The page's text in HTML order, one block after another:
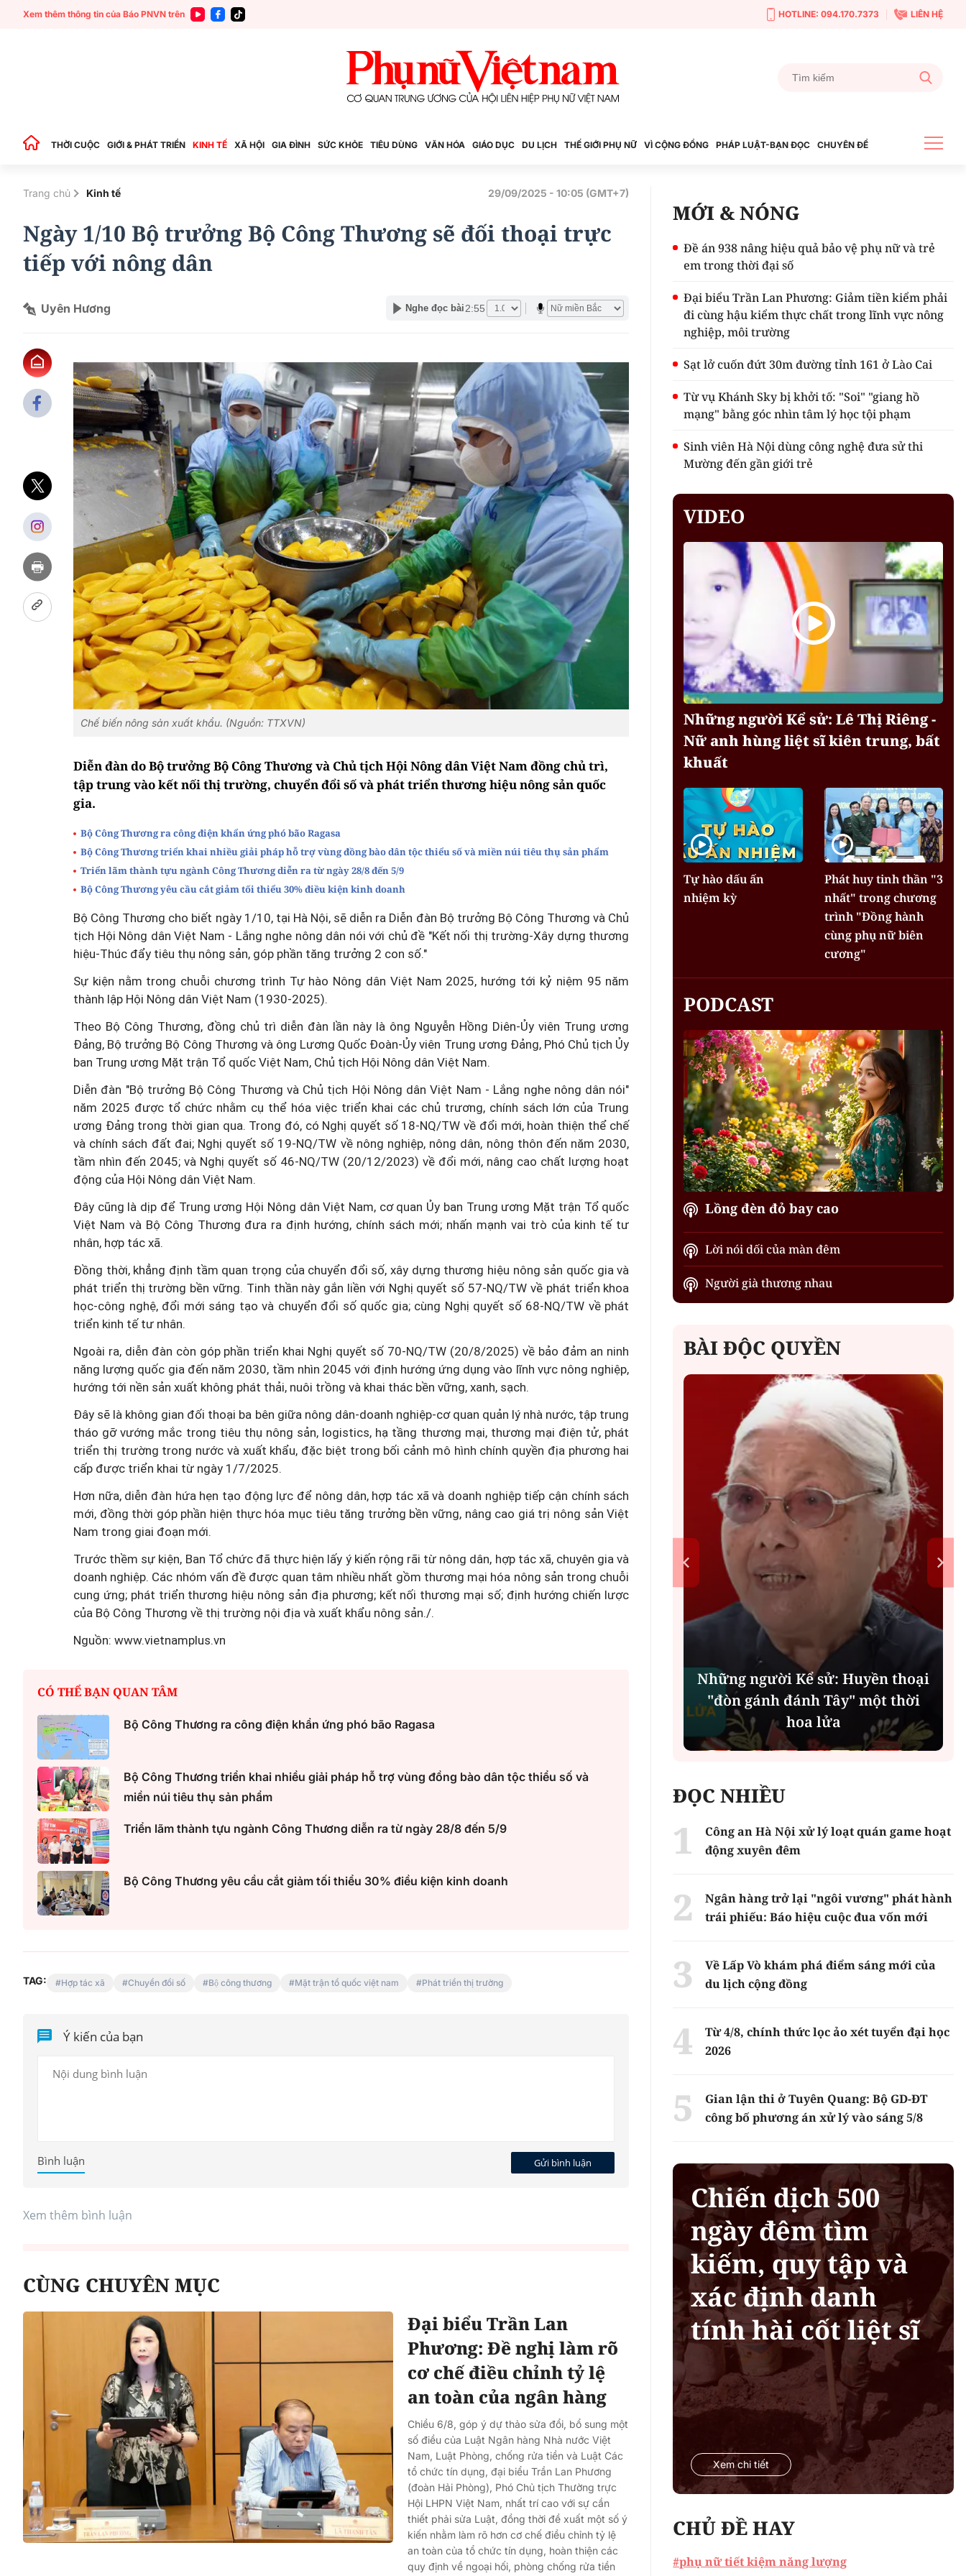
Xem thêm thông tin của Báo PNVN trên HOTLINE: 094.170.7373 LIÊN HỆ
THỜI CUỘC GIỚI & PHÁT TRIỂN KINH TẾ XÃ HỘI GIA ĐÌNH SỨC KHỎE TIÊU DÙNG VĂN HÓA GIÁO DỤC DU LỊCH THẾ GIỚI PHỤ NỮ VÌ CỘNG ĐỒNG PHÁP LUẬT-BẠN ĐỌC CHUYÊN ĐỀ
Trang chủ Kinh tế 29/09/2025 - 10:05 (GMT+7)
Ngày 1/10 Bộ trưởng Bộ Công Thương sẽ đối thoại trực
tiếp với nông dân
Uyên Hương Nghe đọc bài 2:55
Chế biến nông sản xuất khẩu. (Nguồn: TTXVN)
Diễn đàn do Bộ trưởng Bộ Công Thương và Chủ tịch Hội Nông dân Việt Nam đồng chủ trì,
tập trung vào kết nối thị trường, chuyển đổi số và phát triển thương hiệu nông sản quốc
gia.
Bộ Công Thương ra công điện khẩn ứng phó bão Ragasa
Bộ Công Thương triển khai nhiều giải pháp hỗ trợ vùng đồng bào dân tộc thiểu số và miền núi tiêu thụ sản phẩm
Triển lãm thành tựu ngành Công Thương diễn ra từ ngày 28/8 đến 5/9
Bộ Công Thương yêu cầu cắt giảm tối thiểu 30% điều kiện kinh doanh
Bộ Công Thương cho biết ngày 1/10, tại Hà Nội, sẽ diễn ra Diễn đàn Bộ trưởng Bộ Công Thương và Chủ
tịch Hội Nông dân Việt Nam - Lắng nghe nông dân nói với chủ đề "Kết nối thị trường-Xây dựng thương
hiệu-Thúc đẩy tiêu thụ nông sản, góp phần tăng trưởng 2 con số."
Sự kiện nằm trong chuỗi chương trình Tự hào Nông dân Việt Nam 2025, hướng tới kỷ niệm 95 năm
thành lập Hội Nông dân Việt Nam (1930-2025).
Theo Bộ Công Thương, đồng chủ trì diễn đàn lần này là ông Nguyễn Hồng Diên-Ủy viên Trung ương
Đảng, Bộ trưởng Bộ Công Thương và ông Lương Quốc Đoàn-Ủy viên Trung ương Đảng, Phó Chủ tịch Ủy
ban Trung ương Mặt trận Tổ quốc Việt Nam, Chủ tịch Hội Nông dân Việt Nam.
Diễn đàn "Bộ trưởng Bộ Công Thương và Chủ tịch Hội Nông dân Việt Nam - Lắng nghe nông dân nói"
năm 2025 được tổ chức nhằm cụ thể hóa việc triển khai các chủ trương, chính sách lớn của Trung
ương Đảng trong thời gian qua. Trong đó, có Nghị quyết số 18-NQ/TW về đổi mới, hoàn thiện thể chế
và chính sách đất đai; Nghị quyết số 19-NQ/TW về nông nghiệp, nông dân, nông thôn đến năm 2030,
tầm nhìn đến 2045; và Nghị quyết số 46-NQ/TW (20/12/2023) về đổi mới, nâng cao chất lượng hoạt
động của Hội Nông dân Việt Nam.
Đây cũng là dịp để Trung ương Hội Nông dân Việt Nam, cơ quan Ủy ban Trung ương Mặt trận Tổ quốc
Việt Nam và Bộ Công Thương đưa ra định hướng, chính sách mới; nhấn mạnh vai trò của kinh tế tư
nhân, hợp tác xã.
Đồng thời, khẳng định tầm quan trọng của chuyển đổi số, xây dựng thương hiệu nông sản quốc gia và
phát triển thị trường bền vững. Tinh thần này gắn liền với Nghị quyết số 57-NQ/TW về phát triển khoa
học-công nghệ, đổi mới sáng tạo và chuyển đổi số quốc gia; cùng Nghị quyết số 68-NQ/TW về phát
triển kinh tế tư nhân.
Ngoài ra, diễn đàn còn góp phần triển khai Nghị quyết số 70-NQ/TW (20/8/2025) về bảo đảm an ninh
năng lượng quốc gia đến năm 2030, tầm nhìn 2045 với định hướng ứng dụng vào lĩnh vực nông nghiệp,
hướng tới nền sản xuất không phát thải, nuôi trồng và khai thác bền vững, xanh, sạch.
Đây sẽ là không gian đối thoại ba bên giữa nông dân-doanh nghiệp-cơ quan quản lý nhà nước, tập trung
tháo gỡ vướng mắc trong tiêu thụ nông sản, logistics, hạ tầng thương mại, thương mại điện tử, phát
triển thị trường trong nước và xuất khẩu, đặc biệt trong bối cảnh mô hình chính quyền địa phương hai
cấp được triển khai từ ngày 1/7/2025.
Hơn nữa, diễn đàn hứa hẹn tạo động lực để nông dân, hợp tác xã và doanh nghiệp tiếp cận chính sách
mới, đồng thời góp phần hiện thực hóa mục tiêu tăng trưởng bền vững, nâng cao giá trị nông sản Việt
Nam trong giai đoạn mới.
Trước thềm sự kiện, Ban Tổ chức đã thực hiện lấy ý kiến rộng rãi từ nông dân, hợp tác xã, chuyên gia và
doanh nghiệp. Các nhóm vấn đề được quan tâm nhiều nhất gồm thương mại hóa nông sản trong chuỗi
cung ứng; phát triển thương hiệu nông sản địa phương; kết nối thương mại số; định hướng chiến lược
của Bộ Công Thương về thị trường nội địa và xuất khẩu nông sản./.
Nguồn: www.vietnamplus.vn
CÓ THỂ BẠN QUAN TÂM
Bộ Công Thương ra công điện khẩn ứng phó bão Ragasa
Bộ Công Thương triển khai nhiều giải pháp hỗ trợ vùng đồng bào dân tộc thiểu số và
miền núi tiêu thụ sản phẩm
Triển lãm thành tựu ngành Công Thương diễn ra từ ngày 28/8 đến 5/9
Bộ Công Thương yêu cầu cắt giảm tối thiểu 30% điều kiện kinh doanh
TAG: Hợp tác xã Chuyển đổi số Bộ công thương Mặt trận tổ quốc việt nam Phát triển thị trường
Ý kiến của bạn
Gửi bình luận
Bình luận
Xem thêm bình luận
CÙNG CHUYÊN MỤC
Đại biểu Trần Lan
Phương: Đề nghị làm rõ
cơ chế điều chỉnh tỷ lệ
an toàn của ngân hàng
Chiều 6/8, góp ý dự thảo sửa đổi, bổ sung một
số điều của Luật Ngân hàng Nhà nước Việt
Nam, Luật Phòng, chống rửa tiền và Luật Các
tổ chức tín dụng, đại biểu Trần Lan Phương
(đoàn Hải Phòng), Phó Chủ tịch Thường trực
Hội LHPN Việt Nam, nhất trí cao với sự cần
thiết phải sửa Luật, đồng thời đề xuất một số ý
kiến nhằm làm rõ hơn cơ chế điều chỉnh tỷ lệ
an toàn của tổ chức tín dụng, hoàn thiện các
quy định về ngoại hối, phòng chống rửa tiền
MỚI & NÓNG
Đề án 938 nâng hiệu quả bảo vệ phụ nữ và trẻ
em trong thời đại số
Đại biểu Trần Lan Phương: Giảm tiền kiểm phải
đi cùng hậu kiểm thực chất trong lĩnh vực nông
nghiệp, môi trường
Sạt lở cuốn đứt 30m đường tỉnh 161 ở Lào Cai
Từ vụ Khánh Sky bị khởi tố: "Soi" "giang hồ
mạng" bằng góc nhìn tâm lý học tội phạm
Sinh viên Hà Nội dùng công nghệ đưa sử thi
Mường đến gần giới trẻ
VIDEO
Những người Kể sử: Lê Thị Riêng -
Nữ anh hùng liệt sĩ kiên trung, bất
khuất
Tự hào dấu ấn
nhiệm kỳ
Phát huy tinh thần "3
nhất" trong chương
trình "Đồng hành
cùng phụ nữ biên
cương"
PODCAST
Lồng đèn đỏ bay cao
Lời nói dối của màn đêm
Người già thương nhau
BÀI ĐỘC QUYỀN
đổi số quốc gia và phát triển công
dân số
Những người Kể sử: Huyền thoại
"đòn gánh đánh Tây" một thời
hoa lửa
ĐỌC NHIỀU
Công an Hà Nội xử lý loạt quán game hoạt
động xuyên đêm
Ngân hàng trở lại "ngôi vương" phát hành
trái phiếu: Báo hiệu cuộc đua vốn mới
Về Lấp Vò khám phá điểm sáng mới của
du lịch cộng đồng
Từ 4/8, chính thức lọc ảo xét tuyển đại học
2026
Gian lận thi ở Tuyên Quang: Bộ GD-ĐT
công bố phương án xử lý vào sáng 5/8
Chiến dịch 500
ngày đêm tìm
kiếm, quy tập và
xác định danh
tính hài cốt liệt sĩ
Xem chi tiết
CHỦ ĐỀ HAY
#phụ nữ tiết kiệm năng lượng